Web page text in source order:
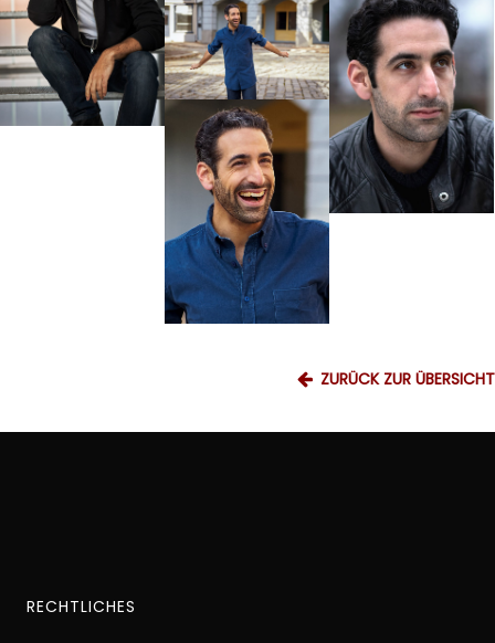
ZURÜCK ZUR ÜBERSICHT
RECHTLICHES